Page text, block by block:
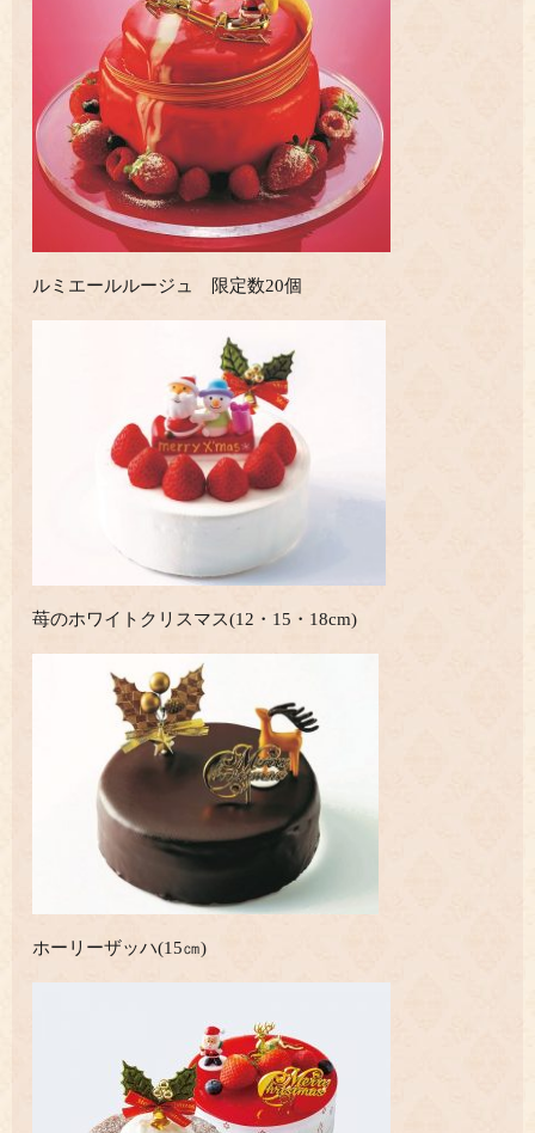
ルミエールルージュ 限定数20個
苺のホワイトクリスマス(12・15・18cm)
ホーリーザッハ(15㎝)